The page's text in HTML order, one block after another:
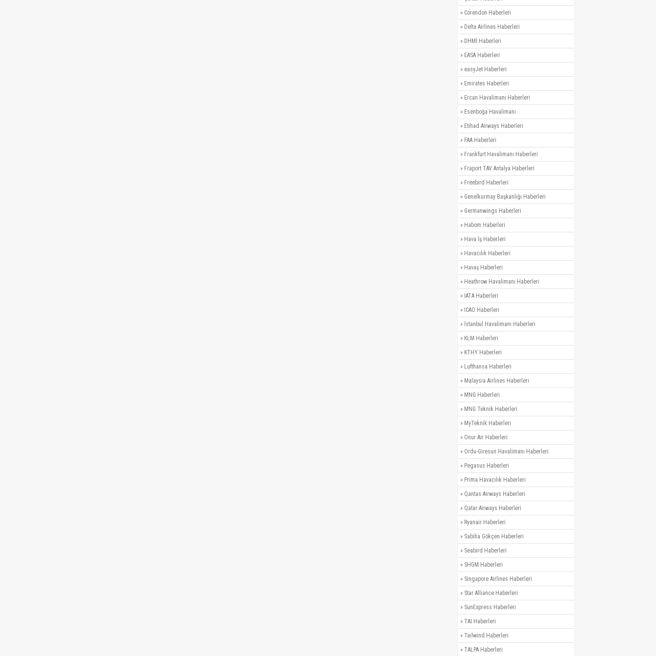
» Corendon Haberleri
» Delta Airlines Haberleri
» DHMİ Haberleri
» EASA Haberleri
» easyJet Haberleri
» Emirates Haberleri
» Ercan Havalimanı Haberleri
» Esenboğa Havalimanı
» Etihad Airways Haberleri
» FAA Haberleri
» Frankfurt Havalimanı Haberleri
» Fraport TAV Antalya Haberleri
» Freebird Haberleri
» Genelkurmay Başkanlığı Haberleri
» Germanwings Haberleri
» Habom Haberleri
» Hava İş Haberleri
» Havacılık Haberleri
» Havaş Haberleri
» Heathrow Havalimanı Haberleri
» IATA Haberleri
» ICAO Haberleri
» İstanbul Havalimanı Haberleri
» KLM Haberleri
» KTHY Haberleri
» Lufthansa Haberleri
» Malaysia Airlines Haberleri
» MNG Haberleri
» MNG Teknik Haberleri
» MyTeknik Haberleri
» Onur Air Haberleri
» Ordu-Giresun Havalimanı Haberleri
» Pegasus Haberleri
» Prima Havacılık Haberleri
» Qantas Airways Haberleri
» Qatar Airways Haberleri
» Ryanair Haberleri
» Sabiha Gökçen Haberleri
» Seabird Haberleri
» SHGM Haberleri
» Singapore Airlines Haberleri
» Star Alliance Haberleri
» SunExpress Haberleri
» TAI Haberleri
» Tailwind Haberleri
» TALPA Haberleri